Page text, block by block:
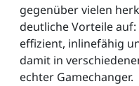
gegenüber vielen
deutliche Vorteile auf:
effizient, inlinefähig
damit in
echter Gamechanger.